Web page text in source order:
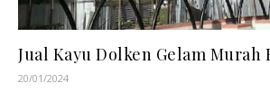
Jual Kayu Dolken Gelam Murah
20/01/2024